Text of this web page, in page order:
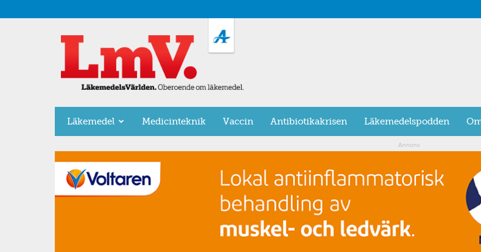
LäkemedelsVärlden
Läkemedel Medicinteknik Vaccin Antibiotikakrisen Läkemedelspodden
Annons